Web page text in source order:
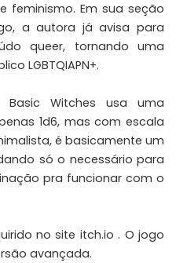
feminismo. Em sua seção
a autora já avisa para
queer, tornando uma
LGBTQIAPN+.
Basic Witches usa uma
1d6, mas com escala
é basicamente um
só o necessário para
pra funcionar com o
no site itch.io . O jogo
avançada.